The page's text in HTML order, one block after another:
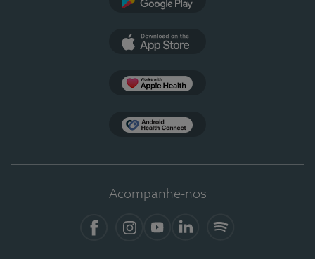
Acompanhe-nos